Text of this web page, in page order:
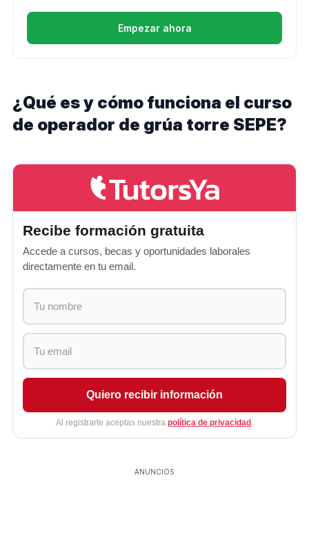
Empezar ahora
¿Qué es y cómo funciona el curso
de operador de grúa torre SEPE?
Recibe formación gratuita
Accede a cursos, becas y oportunidades laborales
directamente en tu email.
Quiero recibir información
Al registrarte aceptas nuestra política de privacidad .
ANUNCIOS